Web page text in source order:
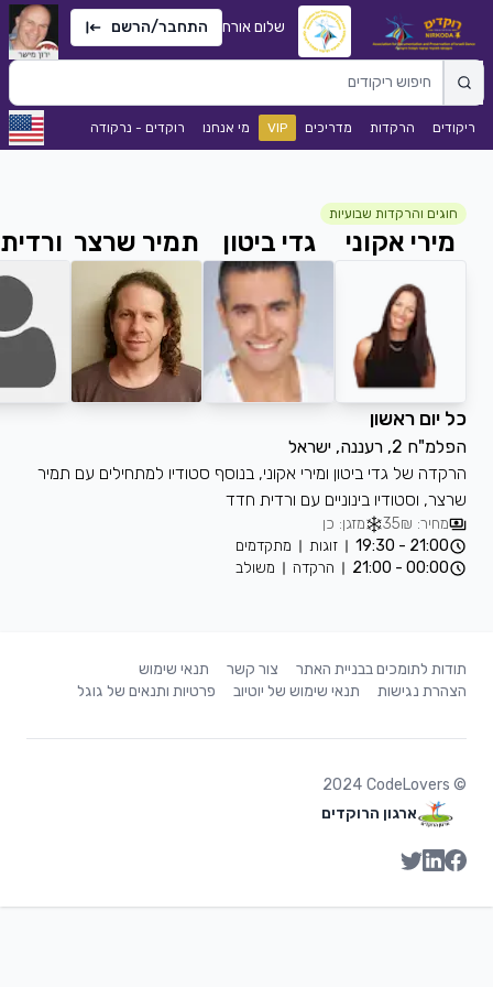
שלום אורח התחבר/הרשם
הרקדות מדריכים VIP מי אנחנו רוקדים - נרקודה
והרקדות שבועיות
אקוני גדי ביטון תמיר שרצר ורדית חדד
ראשון
ישראל
של גדי ביטון ומירי אקוני, בנוסף סטודיו למתחילים עם תמיר
בינוניים עם ורדית חדד
מזגן: כן
זוגות
מתקדמים
הרקדה משולב
לתומכים בבניית האתר צור קשר
תנאי שימוש
נגישות
תנאי שימוש של יוטיוב פרטיות ותנאים של גוגל
2024
ארגון הרוקדים